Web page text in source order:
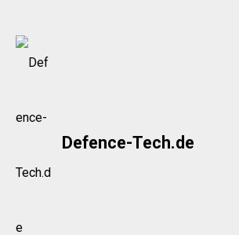
Skip
Defence-Tech.de